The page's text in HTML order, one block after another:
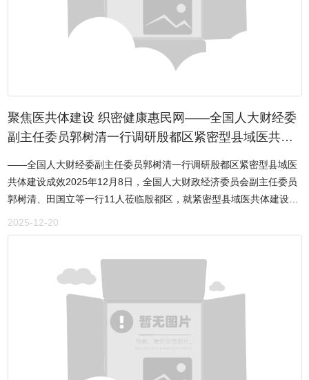
贤们倍感温暖。15 时 30 分，全体与会人员移步合影区，拍摄首届年
会的珍贵瞬间。随后，在庄严而热烈的气氛中，本次年会正式拉开序
幕。 回顾奋斗足迹，凝聚精神力量 年会伊始，一部精心制作
的商会汇报片，带领现场人员共同回顾了商会的成长历程。从 2024
场景，生动诠释了在京林州人 “自力更生、艰苦创业、团结协作、无
私奉献” 的红旗渠精神在京华大地的传承与发扬。 汇报片播放完
毕，全体与会人员齐声家团结一心、共创未来的坚定信念。 汇聚
明的财务运行情况报告，清晰梳理了年度收支与财务合规工作，以公
开透明的账目回应了全体会员的信任。 监事长杨启法则就商会整
体运行及监督工作进行全面汇报，从监督视角展现了商会规范、健
康、有序的发展态势，为商会行稳致远筑牢保障。 为汇聚高端智
慧，助力商会和会员企业高质量发展，现场举行了隆重的特聘专家聘
为商会未来发展注入强大的智力支撑，为会员企业发展提供专业指
导。 表彰先进典范，激励携手前行 过去一年，商会涌现出一
批积极奉献、成绩突出的优秀会员。大会对李首增、魏俊冰、王现
增、常存喜、张永贤等 5 位常务副会长，以及侯广周、闫志勇、马建
森、赵献菊、索海连、邓青松、常海红、赵现发、魏正科等 9 位副会
长进行表彰，表彰他们为商会建设作出的突出贡献。 表彰环节
后，常务副会长张永贤和新会员代表、北京诚益资产管理中心总经理
聚焦医共体建设 织密健康惠民网——全国人大财经委
副主任委员郭树清一行调研殷都区紧密型县域医共体
建设成效
——全国人大财经委副主任委员郭树清一行调研殷都区紧密型县域医
共体建设成效2025年12月8日，全国人大财政经济委员会副主任委员
郭树清、田国立等一行11人莅临殷都区，就紧密型县域医共体建设情
况开展专题调研。安阳市人大常委会党组书记、主任徐家平，党组副
书记、副主任桑建业，市医保局一级调研员石希庆，殷都区委书记王
雷，区人大常委会副主任、总工会主席马建军，副区长陈瑾等相关同
志及区卫健委、医保局主要负责同志全程陪同调研。调研组一行来到
殷都区人民医院，先后深入健康管理中心、远程影像中心、国医堂、
远程心电中心、医共体发展展览专区及医保基金监管警示教育基地，
全方位考察医共体框架下资源整合共享、医疗服务能力提升及医保基
组详细了解了殷都区在推动医疗服务“以治病为中心”向“以健康管理为
2025-12-20